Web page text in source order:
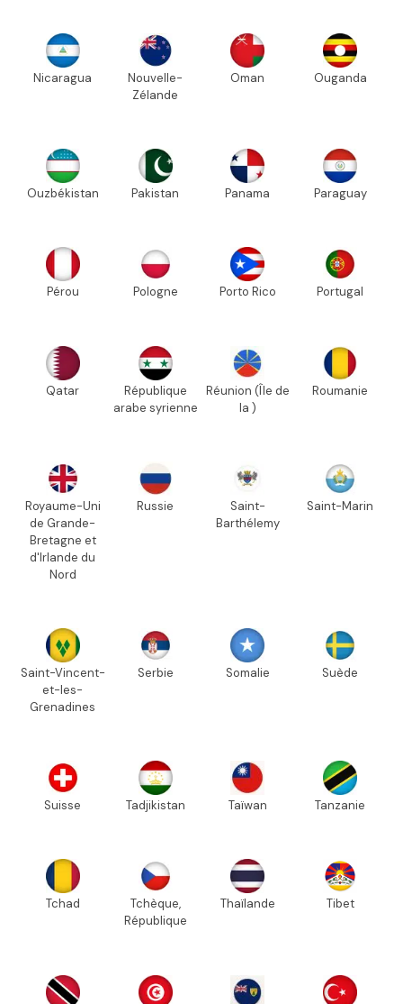
Nicaragua
Nouvelle-
Zélande
Oman Ouganda
Ouzbékistan Pakistan Panama Paraguay
Pérou Pologne Porto Rico Portugal
Qatar
République
arabe syrienne
Réunion (Île de
la )
Roumanie
Royaume-Uni
de Grande-
Bretagne et
d'Irlande du
Nord
Russie
Saint-
Barthélemy
Saint-Marin
Saint-Vincent-
et-les-
Grenadines
Serbie Somalie Suède
Suisse Tadjikistan Taïwan Tanzanie
Tchad
Tchèque,
République
Thaïlande Tibet